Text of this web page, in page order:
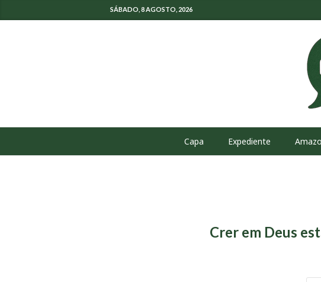
SÁBADO, 8 AGOSTO, 2026
Capa Expediente
Crer em Deus